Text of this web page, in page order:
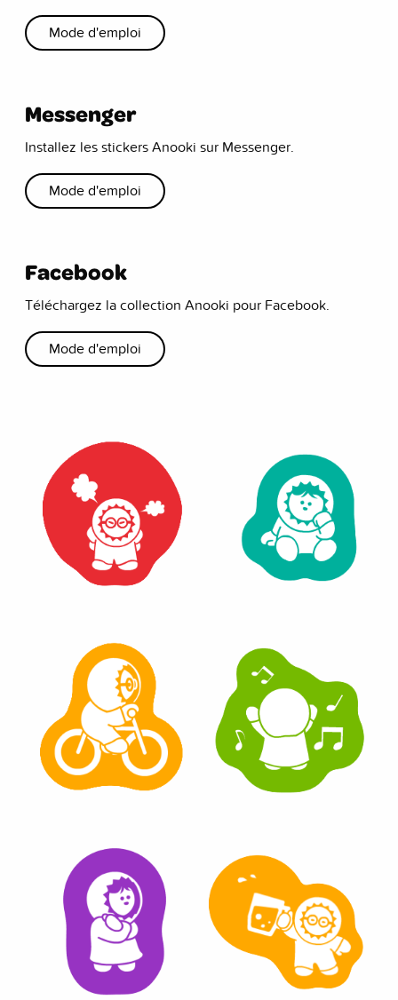
Mode d'emploi
Messenger
Installez les stickers Anooki sur Messenger.
Mode d'emploi
Facebook
Téléchargez la collection Anooki pour Facebook.
Mode d'emploi